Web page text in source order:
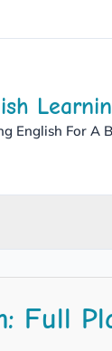
English For A
Full